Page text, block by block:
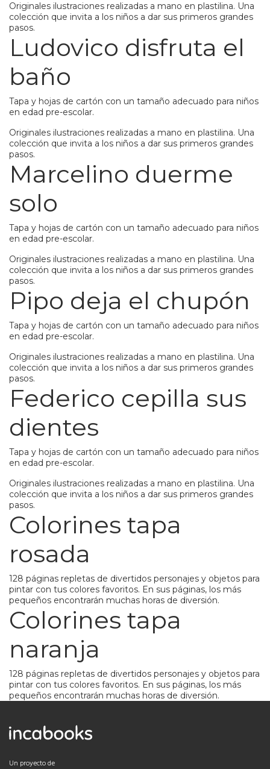
Originales ilustraciones realizadas a mano en plastilina. Una
colección que invita a los niños a dar sus primeros grandes
pasos.
Ludovico disfruta el
baño
Tapa y hojas de cartón con un tamaño adecuado para niños
en edad pre-escolar.
Originales ilustraciones realizadas a mano en plastilina. Una
colección que invita a los niños a dar sus primeros grandes
pasos.
Marcelino duerme
solo
Tapa y hojas de cartón con un tamaño adecuado para niños
en edad pre-escolar.
Originales ilustraciones realizadas a mano en plastilina. Una
colección que invita a los niños a dar sus primeros grandes
pasos.
Pipo deja el chupón
Tapa y hojas de cartón con un tamaño adecuado para niños
en edad pre-escolar.
Originales ilustraciones realizadas a mano en plastilina. Una
colección que invita a los niños a dar sus primeros grandes
pasos.
Federico cepilla sus
dientes
Tapa y hojas de cartón con un tamaño adecuado para niños
en edad pre-escolar.
Originales ilustraciones realizadas a mano en plastilina. Una
colección que invita a los niños a dar sus primeros grandes
pasos.
Colorines tapa
rosada
128 páginas repletas de divertidos personajes y objetos para
pintar con tus colores favoritos. En sus páginas, los más
pequeños encontrarán muchas horas de diversión.
Colorines tapa
naranja
128 páginas repletas de divertidos personajes y objetos para
pintar con tus colores favoritos. En sus páginas, los más
pequeños encontrarán muchas horas de diversión.
Un proyecto de